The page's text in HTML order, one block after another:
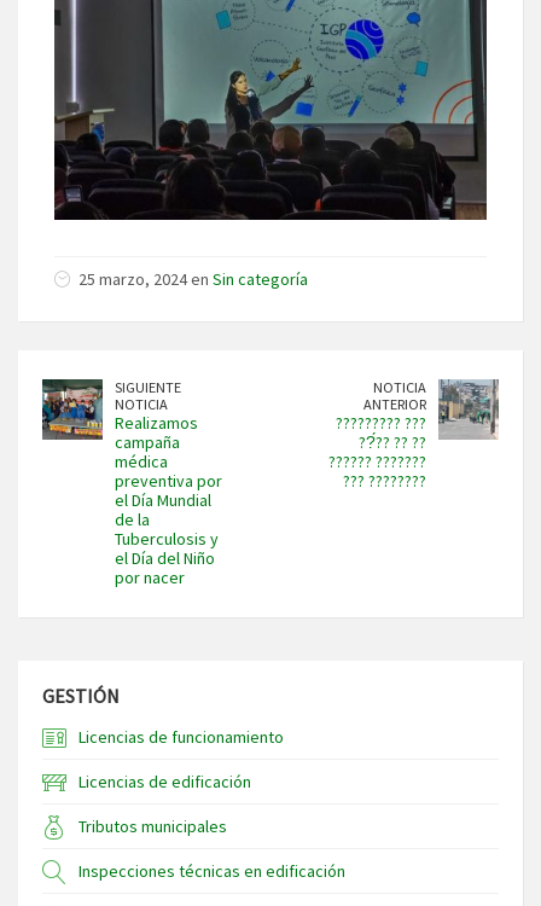
25 marzo, 2024 en Sin categoría
SIGUIENTE
NOTICIA
Realizamos
campaña
médica
preventiva por
el Día Mundial
de la
Tuberculosis y
el Día del Niño
por nacer
NOTICIA
ANTERIOR
????????? ???
??́?? ?? ??
?????? ???????
??? ????????
GESTIÓN
Licencias de funcionamiento
Licencias de edificación
Tributos municipales
Inspecciones técnicas en edificación